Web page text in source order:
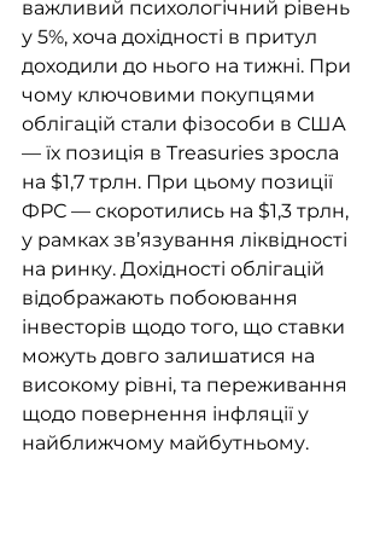
важливий психологічний рівень
у 5%, хоча дохідності в притул
доходили до нього на тижні. При
чому ключовими покупцями
облігацій стали фізособи в США
— їх позиція в Treasuries зросла
на $1,7 трлн. При цьому позиції
ФРС — скоротились на $1,3 трлн,
у рамках зв’язування ліквідності
на ринку. Дохідності облігацій
відображають побоювання
інвесторів щодо того, що ставки
можуть довго залишатися на
високому рівні, та переживання
щодо повернення інфляції у
найближчому майбутньому.